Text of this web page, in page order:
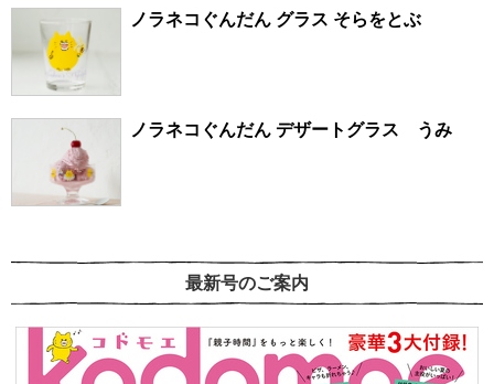
ノラネコぐんだん グラス そらをとぶ
ノラネコぐんだん デザートグラス うみ
最新号のご案内